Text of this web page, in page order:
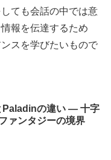
ても会話の中では意
報を伝達するため
スを学びたいもので
の違い ― 十字
ァンタジーの境界